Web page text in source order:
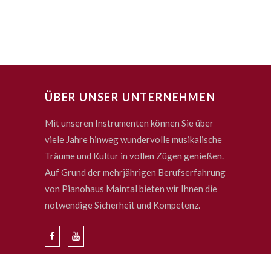
ÜBER UNSER UNTERNEHMEN
Mit unseren Instrumenten können Sie über
viele Jahre hinweg wundervolle musikalische
Träume und Kultur in vollen Zügen genießen.
Auf Grund der mehrjährigen Berufserfahrung
von Pianohaus Maintal bieten wir Ihnen die
notwendige Sicherheit und Kompetenz.